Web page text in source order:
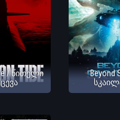
/ წითელი
Beyond